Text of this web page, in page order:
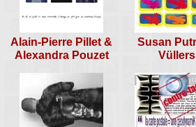
Alain-Pierre Pillet &
Alexandra Pouzet
Susan
Vüllers
Bretteville Besançon Sète &
Bourges, 31 oct & 01 nov